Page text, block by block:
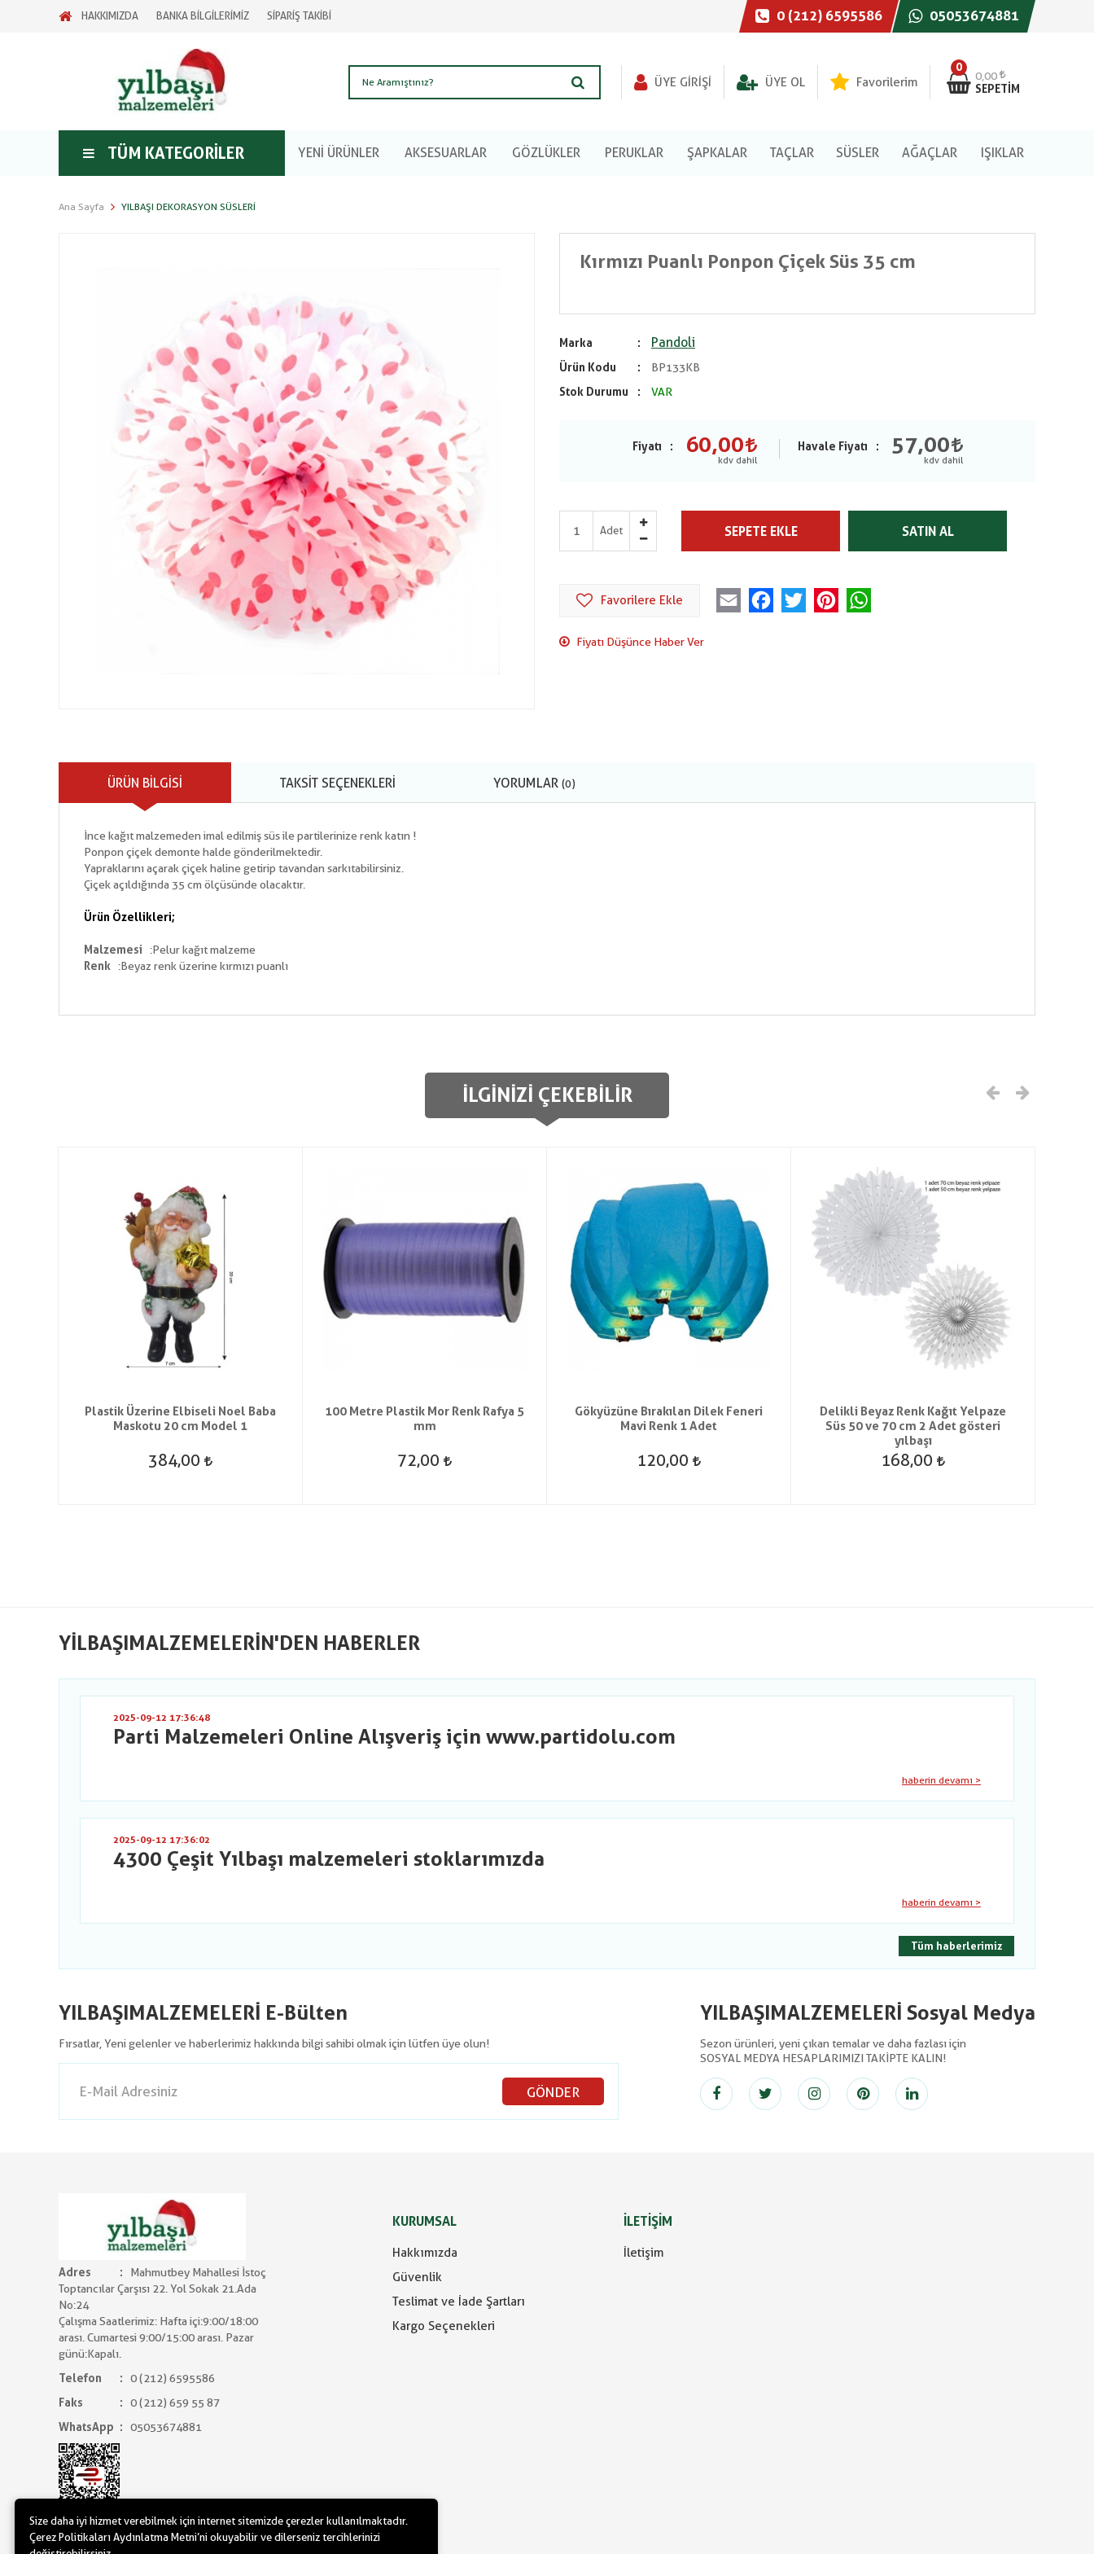
HAKKIMIZDA BANKA BİLGİLERİMİZ SİPARİŞ TAKİBİ 0 (212) 6595586 05053674881
0
0,00
SEPETIM
ÜYE GIRIŞI ÜYE OL Favorilerim
TÜM KATEGORILER YENİ ÜRÜNLER AKSESUARLAR GÖZLÜKLER PERUKLAR ŞAPKALAR TAÇLAR SÜSLER AĞAÇLAR IŞIKLAR
Ana Sayfa YILBAŞI DEKORASYON SÜSLERI
Kırmızı Puanlı Ponpon Çiçek Süs 35 cm
Marka Pandoli
Ürün Kodu
BP133KB
Stok Durumu
VAR
Fiyatı 60,00 Havale Fiyatı 57,00
Adet SEPETE EKLE SATIN AL
Favorilere Ekle Email FacebookTwitter Pinterest
Fiyatı Düşünce Haber Ver
ÜRÜN BILGISI TAKSIT SEÇENEKLERI YORUMLAR (0)
İnce kağıt malzemeden imal edilmiş süs ile partilerinize renk katın !
Ponpon çiçek demonte halde gönderilmektedir.
Yapraklarını açarak çiçek haline getirip tavandan sarkıtabilirsiniz.
Çiçek açıldığında 35 cm ölçüsünde olacaktır.
Ürün Özellikleri;
Malzemesi
:Pelur kağıt malzeme
Renk
:Beyaz renk üzerine kırmızı puanlı
İLGINIZI ÇEKEBILIR
Plastik Üzerine Elbiseli Noel Baba
Maskotu 20 cm Model 1
384,00
100 Metre Plastik Mor Renk Rafya 5
mm
72,00
Gökyüzüne Bırakılan Dilek Feneri
Mavi Renk 1 Adet
120,00
Delikli Beyaz Renk Kağıt Yelpaze
Süs 50 ve 70 cm 2 Adet gösteri
yılbaşı
168,00
YILBAŞIMALZEMELERIN'DEN HABERLER
2025-09-12 17:36:48
Parti Malzemeleri Online Alışveriş için www.partidolu.com
haberin devamı >
2025-09-12 17:36:02
4300 Çeşit Yılbaşı malzemeleri stoklarımızda
haberin devamı >
Tüm haberlerimiz
YILBAŞIMALZEMELERİ E-Bülten
Fırsatlar, Yeni gelenler ve haberlerimiz hakkında bilgi sahibi olmak için lütfen üye olun!
GÖNDER
YILBAŞIMALZEMELERİ Sosyal Medya
Sezon ürünleri, yeni çıkan temalar ve daha fazlası için
SOSYAL MEDYA HESAPLARIMIZI TAKİPTE KALIN!
Adres
Mahmutbey Mahallesi İstoç
Toptancılar Çarşısı 22. Yol Sokak 21.Ada
No:24
Çalışma Saatlerimiz: Hafta içi:9:00/18:00
arası. Cumartesi 9:00/15:00 arası. Pazar
günü:Kapalı.
Telefon
0 (212) 6595586
Faks
0 (212) 659 55 87
WhatsApp
05053674881
KURUMSAL
Hakkımızda
Güvenlik
Teslimat ve İade Şartları
Kargo Seçenekleri
İLETİŞİM
İletişim
Size daha iyi hizmet verebilmek için internet sitemizde çerezler kullanılmaktadır.
Çerez Politikaları Aydınlatma Metni’ni okuyabilir ve dilerseniz tercihlerinizi